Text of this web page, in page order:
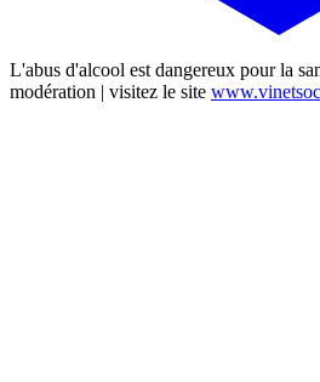
L'abus d'alcool est dangereux pour la
modération | visitez le site